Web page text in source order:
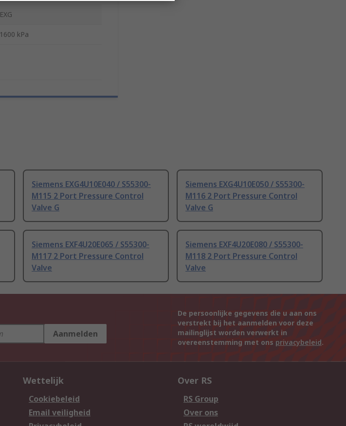
EXG
1600 kPa
Siemens EXG4U10E040 / S55300-
M115 2 Port Pressure Control
Valve G
Siemens EXG4U10E050 / S55300-
M116 2 Port Pressure Control
Valve G
Siemens EXF4U20E065 / S55300-
M117 2 Port Pressure Control
Valve
Siemens EXF4U20E080 / S55300-
M118 2 Port Pressure Control
Valve
Aanmelden
De persoonlijke gegevens die u aan ons
verstrekt bij het aanmelden voor deze
mailinglijst worden verwerkt in
overeenstemming met ons privacybeleid.
Wettelijk
Cookiebeleid
Email veiligheid
Over RS
RS Group
Over ons